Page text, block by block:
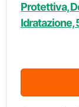
Protettiva,
Idratazione,